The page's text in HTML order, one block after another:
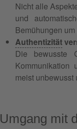
Nicht alle
und
Bemühungen
Authentizität
Die bewusste
Kommunikation
meist unbewusst
Umgang mit